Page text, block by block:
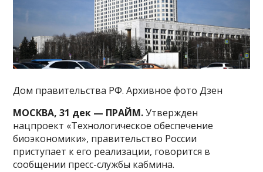
Дом правительства РФ. Архивное фото Дзен
МОСКВА, 31 дек — ПРАЙМ.Утвержден
нацпроект «Технологическое обеспечение
биоэкономики», правительство России
приступает к его реализации, говорится в
сообщении пресс-службы кабмина.